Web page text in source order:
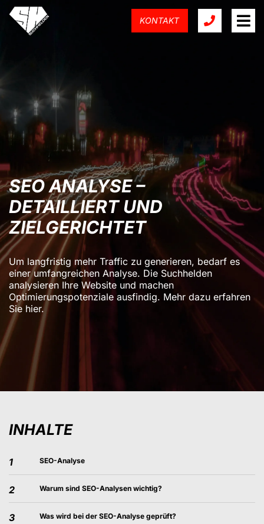
KONTAKT
SEO ANALYSE –
DETAILLIERT UND
ZIELGERICHTET
Um langfristig mehr Traffic zu generieren, bedarf es
einer umfangreichen Analyse. Die Suchhelden
analysieren Ihre Website und machen
Optimierungspotenziale ausfindig. Mehr dazu erfahren
Sie hier.
INHALTE
1 SEO-Analyse
2 Warum sind SEO-Analysen wichtig?
3 Was wird bei der SEO-Analyse geprüft?